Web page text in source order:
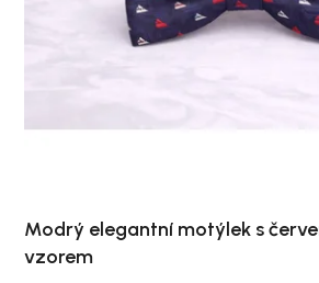
Modrý elegantní motýlek s
vzorem